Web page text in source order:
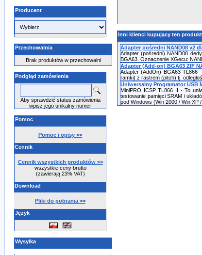
Producent
Przechowalnia
Brak produktów w przechowalni
Podgląd zamówienia
Aby sprawdzić status zamówienia
wpisz jego unikalny numer
Pomoc
Pomoc i opisy >>
Cennik
Cennik wszystkich produktów >>
wszystkie ceny brutto
(zawierają 23% VAT)
Download
Pliki do pobrania >>
Język
Wysyłka
Inni klienci kupujący ten
Adapter pośredni NAND08 v2
Adapter (pośredni) NAND08
BGA63. Oznaczenie XGecu:
Adapter (Add-on) BGA63 ZIF
Adapter (AddOn) BGA63-TL866
ramki) z rastrem (pitch) tj.
Uniwersalny Programator USB
MiniPRO ICSP TL866 II - To
testowanie pamięci SRAM i
pod Windows (Win 2000 / Win XP